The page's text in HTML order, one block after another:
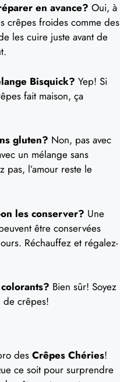
en avance? Oui, à
crêpes froides comme des
les cuire juste avant de
Bisquick? Yep! Si
fait maison, ça
gluten? Non, pas avec
un mélange sans
pas, l’amour reste le
les conserver? Une
être conservées
Réchauffez et régalez-
Bien sûr! Soyez
de crêpes!
des Crêpes Chéries!
ce soit pour surprendre